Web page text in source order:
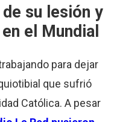
su lesión y
el Mundial
para dejar
que sufrió
Católica. A pesar